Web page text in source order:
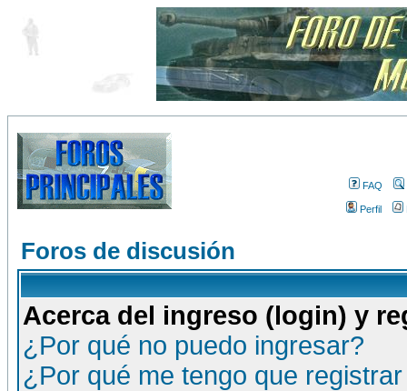
FAQ
Perfil
Foros de discusión
Acerca del ingreso (login) y
¿Por qué no puedo ingresar?
¿Por qué me tengo que